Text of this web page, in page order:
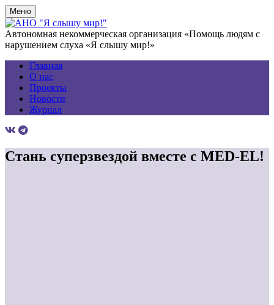
Меню
Автономная некоммерческая организация «Помощь людям с
нарушением слуха «Я слышу мир!»
Главная
О нас
Проекты
Новости
Журнал
Стань суперзвездой вместе с MED-EL!